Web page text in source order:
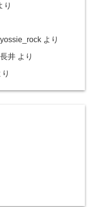
り
yossie_rockより
長井より